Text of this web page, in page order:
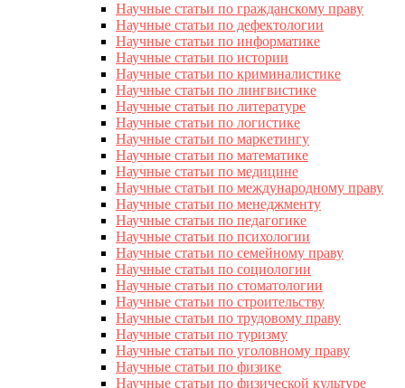
Научные статьи по гражданскому праву
Научные статьи по дефектологии
Научные статьи по информатике
Научные статьи по истории
Научные статьи по криминалистике
Научные статьи по лингвистике
Научные статьи по литературе
Научные статьи по логистике
Научные статьи по маркетингу
Научные статьи по математике
Научные статьи по медицине
Научные статьи по международному праву
Научные статьи по менеджменту
Научные статьи по педагогике
Научные статьи по психологии
Научные статьи по семейному праву
Научные статьи по социологии
Научные статьи по стоматологии
Научные статьи по строительству
Научные статьи по трудовому праву
Научные статьи по туризму
Научные статьи по уголовному праву
Научные статьи по физике
Научные статьи по физической культуре